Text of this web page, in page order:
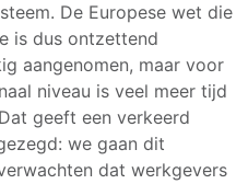
De Europese wet die
is dus ontzettend
aangenomen, maar voor
niveau is veel meer tijd
geeft een verkeerd
we gaan dit
dat werkgevers